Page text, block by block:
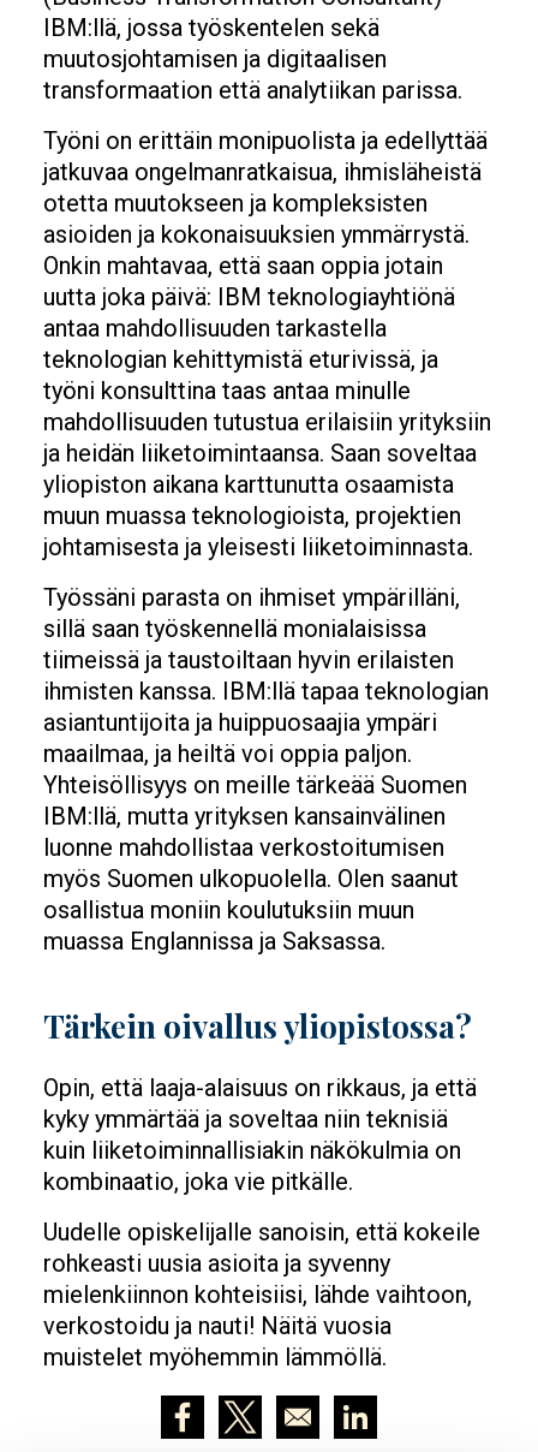
IBM:llä, jossa työskentelen sekä
muutosjohtamisen ja digitaalisen
transformaation että analytiikan parissa.
Työni on erittäin monipuolista ja edellyttää
jatkuvaa ongelmanratkaisua, ihmisläheistä
otetta muutokseen ja kompleksisten
asioiden ja kokonaisuuksien ymmärrystä.
Onkin mahtavaa, että saan oppia jotain
uutta joka päivä: IBM teknologiayhtiönä
antaa mahdollisuuden tarkastella
teknologian kehittymistä eturivissä, ja
työni konsulttina taas antaa minulle
mahdollisuuden tutustua erilaisiin yrityksiin
ja heidän liiketoimintaansa. Saan soveltaa
yliopiston aikana karttunutta osaamista
muun muassa teknologioista, projektien
johtamisesta ja yleisesti liiketoiminnasta.
Työssäni parasta on ihmiset ympärilläni,
sillä saan työskennellä monialaisissa
tiimeissä ja taustoiltaan hyvin erilaisten
ihmisten kanssa. IBM:llä tapaa teknologian
asiantuntijoita ja huippuosaajia ympäri
maailmaa, ja heiltä voi oppia paljon.
Yhteisöllisyys on meille tärkeää Suomen
IBM:llä, mutta yrityksen kansainvälinen
luonne mahdollistaa verkostoitumisen
myös Suomen ulkopuolella. Olen saanut
osallistua moniin koulutuksiin muun
muassa Englannissa ja Saksassa.
Tärkein oivallus yliopistossa?
Opin, että laaja-alaisuus on rikkaus, ja että
kyky ymmärtää ja soveltaa niin teknisiä
kuin liiketoiminnallisiakin näkökulmia on
kombinaatio, joka vie pitkälle.
Uudelle opiskelijalle sanoisin, että kokeile
rohkeasti uusia asioita ja syvenny
mielenkiinnon kohteisiisi, lähde vaihtoon,
verkostoidu ja nauti! Näitä vuosia
muistelet myöhemmin lämmöllä.
Opens in a new window
Opens in a new window
Opens in a new